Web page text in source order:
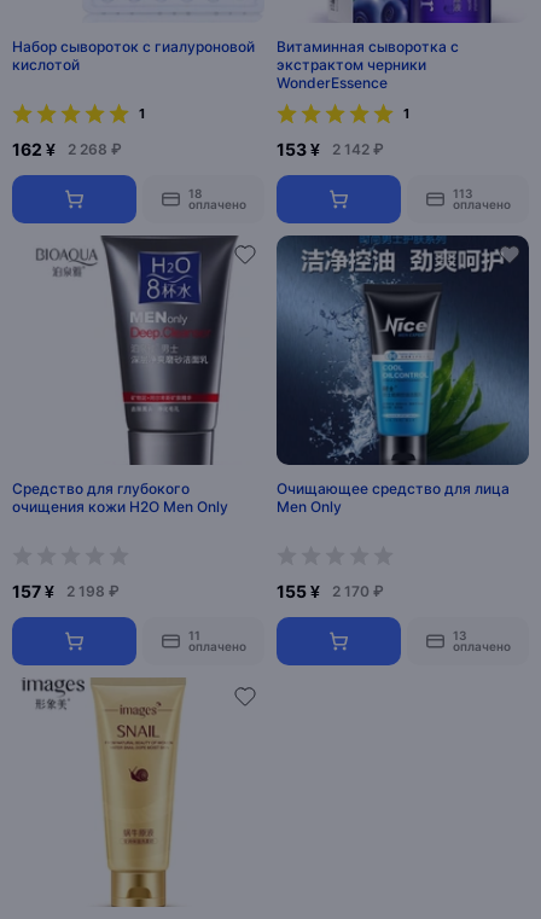
Набор сывороток с гиалуроновой
кислотой
1
162 ¥ 2 268 ₽
18
оплачено
Витаминная сыворотка с
экстрактом черники
WonderEssence
1
153 ¥ 2 142 ₽
113
оплачено
Средство для глубокого
очищения кожи H2O Men Only
157 ¥ 2 198 ₽
11
оплачено
Очищающее средство для лица
Men Only
155 ¥ 2 170 ₽
13
оплачено